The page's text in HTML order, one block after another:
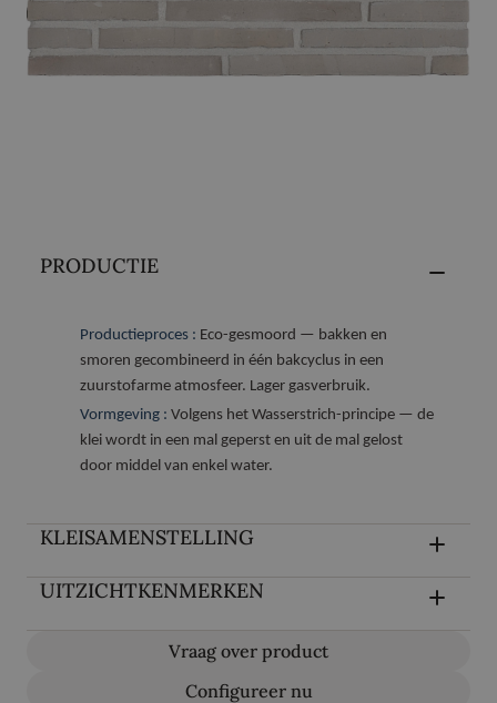
PRODUCTIE
Productieproces : Eco-gesmoord — bakken en
smoren gecombineerd in één bakcyclus in een
zuurstofarme atmosfeer. Lager gasverbruik.
Vormgeving : Volgens het Wasserstrich-principe — de
klei wordt in een mal geperst en uit de mal gelost
door middel van enkel water.
KLEISAMENSTELLING
UITZICHTKENMERKEN
Vraag over product
Configureer nu